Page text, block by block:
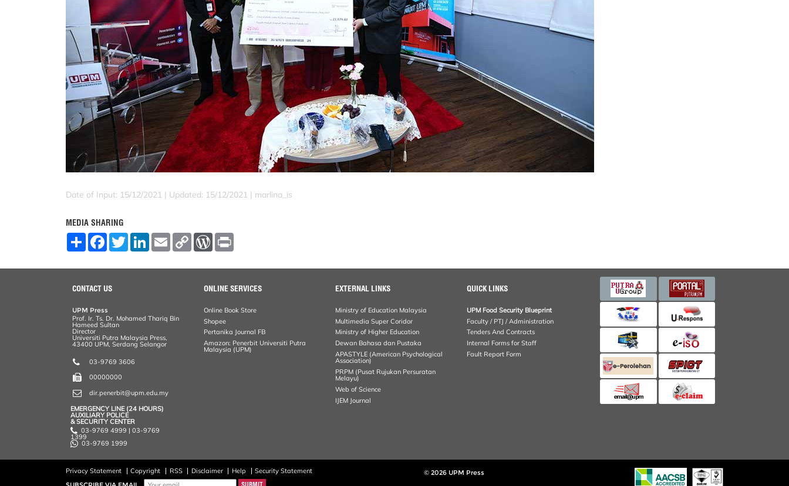
Date of Input: 15/12/2021 | Updated: 15/12/2021 | marlina_is
MEDIA SHARING
S
F
o
o
T
w
L
E
m
C
W
r
e
s
CONTACT US
UPM Press
Prof. Ir. Ts. Dr. Mohamed Thariq Bin
Hameed Sultan
Director
Universiti Putra Malaysia Press,
43400 UPM, Serdang Selangor
03-9769 3606
00000000
dir.penerbit@upm.edu.my
EMERGENCY LINE (24 HOURS)
AUXILIARY POLICE
& SECURITY CENTER
03-9769 4999 | 03-9769
1399
03-9769 1999
ONLINE SERVICES
Online Book Store
Shopee
Pertanika Journal FB
Amazon: Penerbit Universiti Putra
Malaysia (UPM)
EXTERNAL LINKS
Ministry of Education Malaysia
Multimedia Super Coridor
Ministry of Higher Education
Dewan Bahasa dan Pustaka
APASTYLE (American Psychological
Association)
PRPM (Pusat Rujukan Persuratan
Melayu)
Web of Science
IJEM Journal
QUICK LINKS
UPM Food Security Blueprint
Faculty / PTJ / Administration
Tenders And Contracts
Internal Forms for Staff
Fault Report Form
Privacy Statement Copyright RSS Disclaimer Help
Security Statement
© 2026 UPM Press